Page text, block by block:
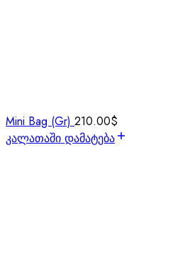
Mini Bag (Gr) 210.00$
კალათაში დამატება